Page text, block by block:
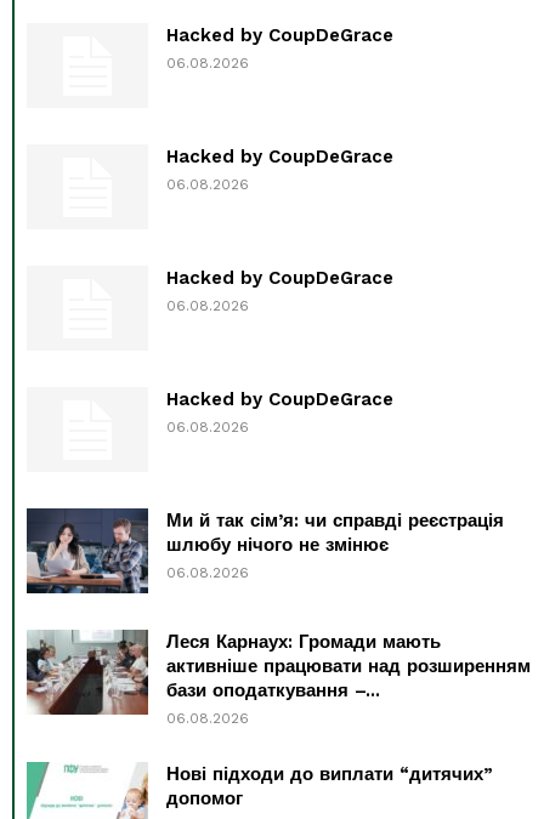
Hacked by CoupDeGrace
06.08.2026
Hacked by CoupDeGrace
06.08.2026
Hacked by CoupDeGrace
06.08.2026
Hacked by CoupDeGrace
06.08.2026
Ми й так сім’я: чи справді реєстрація
шлюбу нічого не змінює
06.08.2026
Леся Карнаух: Громади мають
активніше працювати над розширенням
бази оподаткування –...
06.08.2026
Нові підходи до виплати “дитячих”
допомог